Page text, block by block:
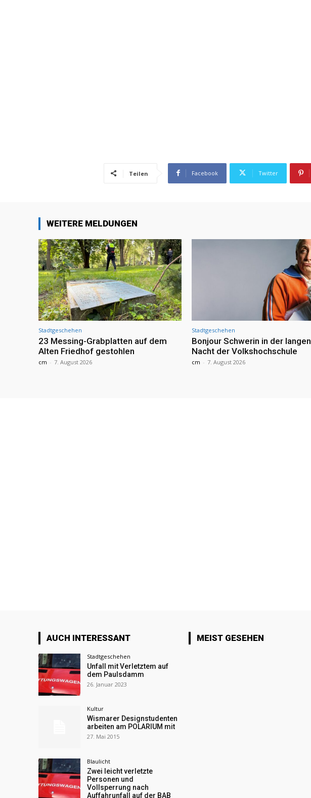
Teilen Facebook Twitter
WEITERE MELDUNGEN
Stadtgeschehen
23 Messing-Grabplatten auf dem
Alten Friedhof gestohlen
cm - 7. August 2026
Stadtgeschehen
Bonjour Schwerin in der langen
Nacht der Volkshochschule
cm - 7. August 2026
AUCH INTERESSANT
Stadtgeschehen
Unfall mit Verletztem auf
dem Paulsdamm
26. Januar 2023
Kultur
Wismarer Designstudenten
arbeiten am POLARIUM mit
27. Mai 2015
Blaulicht
Zwei leicht verletzte
Personen und
Vollsperrung nach
Auffahrunfall auf der BAB
MEIST GESEHEN